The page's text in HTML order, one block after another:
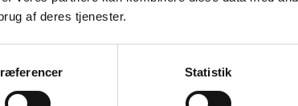
af deres tjenester.
Statistik